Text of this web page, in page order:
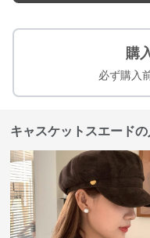
購
必ず購入
キャスケットスエード